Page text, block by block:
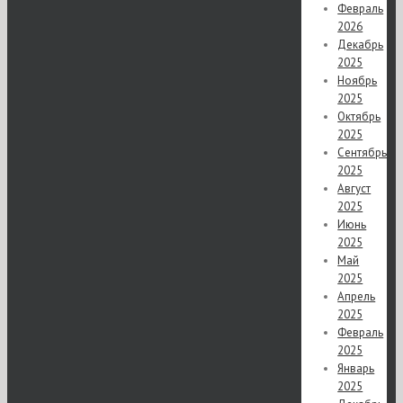
Февраль
2026
Декабрь
2025
Ноябрь
2025
Октябрь
2025
Сентябрь
2025
Август
2025
Июнь
2025
Май
2025
Апрель
2025
Февраль
2025
Январь
2025